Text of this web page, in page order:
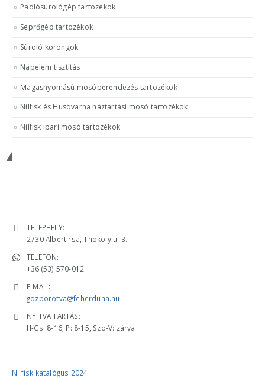
Padlósúrológép tartozékok
Seprőgép tartozékok
Súroló korongok
Napelem tisztítás
Magasnyomású mosóberendezés tartozékok
Nilfisk és Husqvarna háztartási mosó tartozékok
Nilfisk ipari mosó tartozékok
TELEPHELY:
2730 Albertirsa, Thököly u. 3.
TELEFON:
+36 (53) 570-012
E-MAIL:
gozborotva@feherduna.hu
NYITVA TARTÁS:
H-Cs: 8-16, P: 8-15, Szo-V: zárva
Nilfisk katalógus 2024